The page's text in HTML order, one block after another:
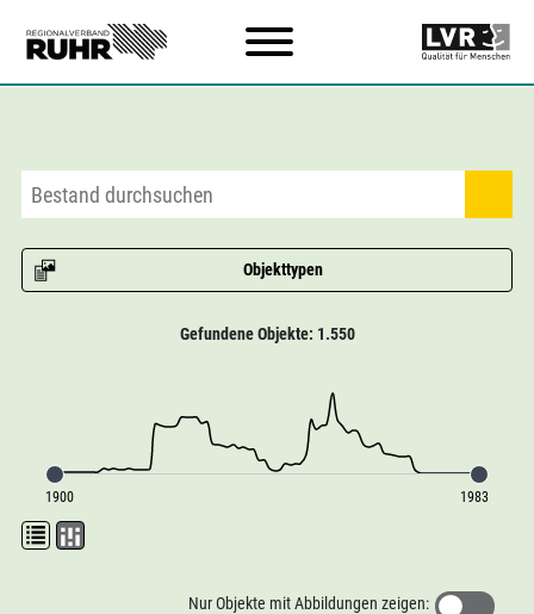
Objekttypen
Gefundene Objekte: 1.550
1900 1983
Nur Objekte mit Abbildungen zeigen: